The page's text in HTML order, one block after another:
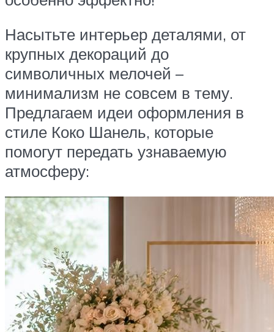
Насытьте интерьер деталями, от
крупных декораций до
символичных мелочей –
минимализм не совсем в тему.
Предлагаем идеи оформления в
стиле Коко Шанель, которые
помогут передать узнаваемую
атмосферу: